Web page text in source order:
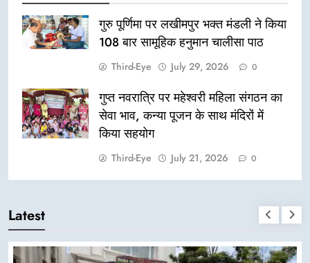
गुरु पूर्णिमा पर लखीमपुर भक्त मंडली ने किया
108 बार सामूहिक हनुमान चालीसा पाठ
Third-Eye July 29, 2026 0
गुप्त नवरात्रि पर महेश्वरी महिला संगठन का
सेवा भाव, कन्या पूजन के साथ मंदिरों में
किया सहयोग
Third-Eye July 21, 2026 0
Latest